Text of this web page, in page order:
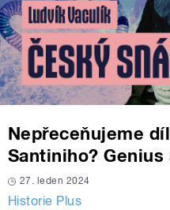
Nepřeceňujeme
Santiniho?
27. leden 2024
Historie Plus